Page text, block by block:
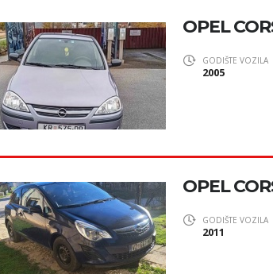
OPEL
GODIŠTE VOZILA
2005
OPEL
GODIŠTE VOZILA
2011